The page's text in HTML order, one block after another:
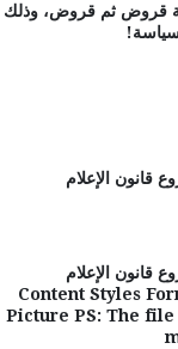
قروض ثم قروض، وذلك
الإعلام
الإعلام
Content Styles
Picture PS: The